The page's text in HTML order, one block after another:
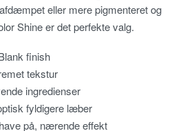
eller mere pigmenteret og
Shine er det perfekte valg.
finish
tekstur
ingredienser
fyldigere læber
på, nærende effekt